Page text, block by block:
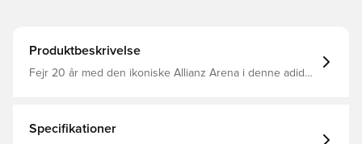
Produktbeskrivelse
Fejr 20 år med den ikoniske Allianz Arena i denne adidas
træningssessioner og holder dig varm med
dobbeltstrikket stof og lange ærmer. AEROREADY sikrer,
Specifikationer